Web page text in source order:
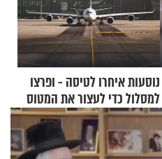
נוסעות איחרו לטיסה - ופרצו
למסלול כדי לעצור את המטוס